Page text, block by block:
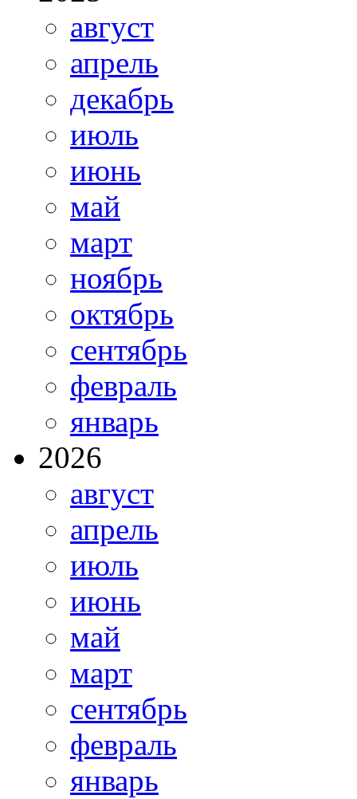
август
апрель
декабрь
июль
июнь
май
март
ноябрь
октябрь
сентябрь
февраль
январь
2026
август
апрель
июль
июнь
май
март
сентябрь
февраль
январь